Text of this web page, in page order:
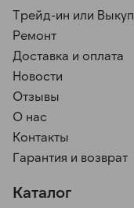
Трейд-ин или Выкуп
Ремонт
Доставка и оплата
Новости
Отзывы
О нас
Контакты
Гарантия и возврат
Каталог